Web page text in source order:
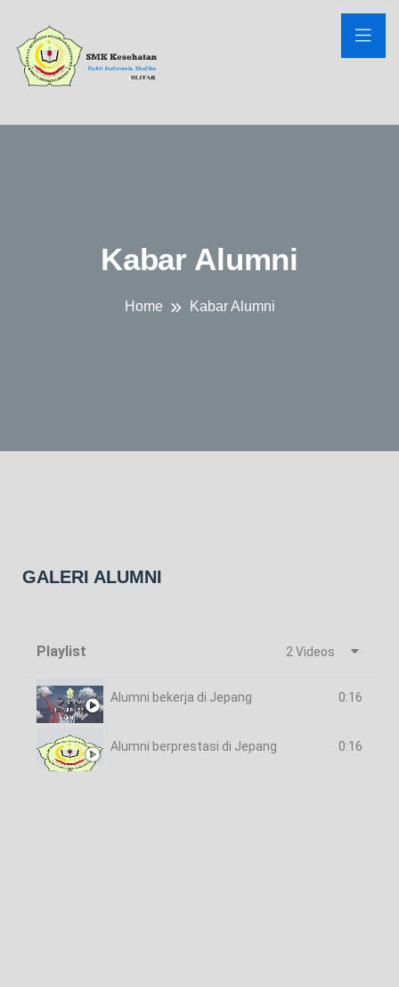
Kabar Alumni
Home Kabar Alumni
GALERI ALUMNI
Playlist 2 Videos
Alumni bekerja di Jepang 0:16
Alumni berprestasi di Jepang 0:16